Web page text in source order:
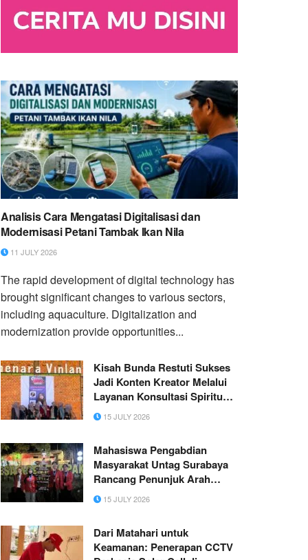
Analisis Cara Mengatasi Digitalisasi dan
Modernisasi Petani Tambak Ikan Nila
11 JULY 2026
The rapid development of digital technology has
brought significant changes to various sectors,
including aquaculture. Digitalization and
modernization provide opportunities...
Kisah Bunda Restuti Sukses
Jadi Konten Kreator Melalui
Layanan Konsultasi Spiritual
Di Tik Tok
15 JULY 2026
Mahasiswa Pengabdian
Masyarakat Untag Surabaya
Rancang Penunjuk Arah
Bertenaga Plts Untuk
Penerangan Otomatis Di Desa
Sidayu, Kabupaten Gresik
15 JULY 2026
Dari Matahari untuk
Keamanan: Penerapan CCTV